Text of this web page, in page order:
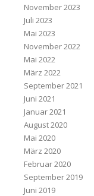
November 2023
Juli 2023
Mai 2023
November 2022
Mai 2022
März 2022
September 2021
Juni 2021
Januar 2021
August 2020
Mai 2020
März 2020
Februar 2020
September 2019
Juni 2019